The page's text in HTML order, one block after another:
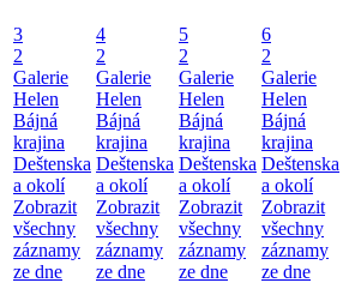
3
2
Galerie
Helen
Bájná
krajina
Deštenska
a okolí
Zobrazit
všechny
záznamy
ze dne
4
2
Galerie
Helen
Bájná
krajina
Deštenska
a okolí
Zobrazit
všechny
záznamy
ze dne
5
2
Galerie
Helen
Bájná
krajina
Deštenska
a okolí
Zobrazit
všechny
záznamy
ze dne
6
2
Galerie
Helen
Bájná
krajina
Deštenska
a okolí
Zobrazit
všechny
záznamy
ze dne